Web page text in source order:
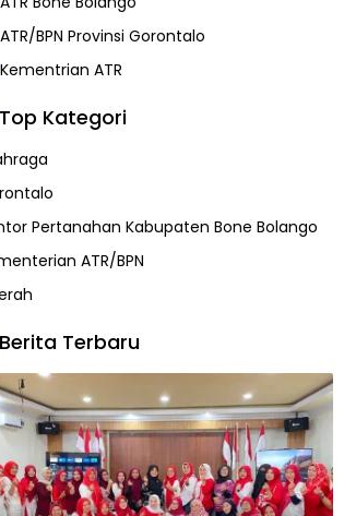
ATR/BPN Provinsi Gorontalo
Kementrian ATR
Top Kategori
Pertanahan Kabupaten Bone Bolango
ATR/BPN
Berita Terbaru